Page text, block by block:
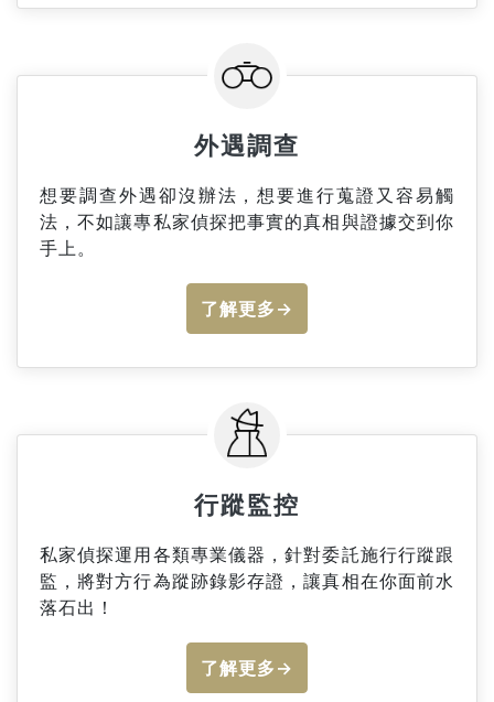
外遇調查
想要調查外遇卻沒辦法，想要進行蒐證又容易觸
法，不如讓專私家偵探把事實的真相與證據交到你
手上。
了解更多→
行蹤監控
私家偵探運用各類專業儀器，針對委託施行行蹤跟
監，將對方行為蹤跡錄影存證，讓真相在你面前水
落石出！
了解更多→